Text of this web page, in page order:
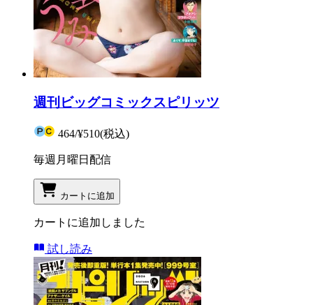
週刊ビッグコミックスピリッツ
464/¥510(税込)
毎週月曜日配信
カートに追加
カートに追加しました
試し読み